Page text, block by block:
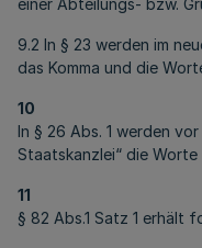
einer Abteilungs- bzw.
9.2 In § 23 werden im
das Komma und die
10
In § 26 Abs. 1 werden
Staatskanzlei“ die
11
§ 82 Abs.1 Satz 1 erhält